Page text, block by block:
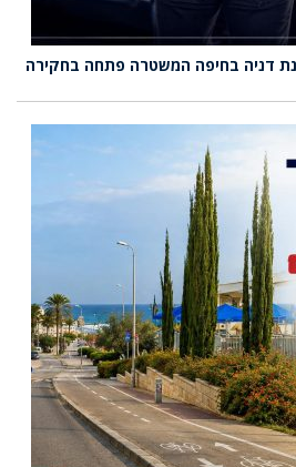
דניה בחיפה המשטרה פתחה בחקירה